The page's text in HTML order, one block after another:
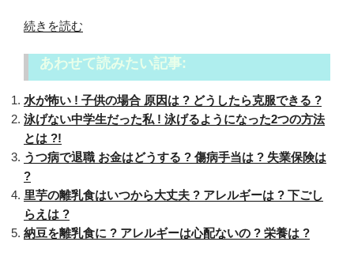
“水
い
!
大
人
に
な
っ
て
か
続きを読む
あわせて読みたい記事:
水が怖い ! 子供の場合 原因は ? どうしたら克服できる ?
泳げない中学生だった私 ! 泳げるようになった2つの方法
とは ?!
うつ病で退職 お金はどうする ? 傷病手当は ? 失業保険は
?
里芋の離乳食はいつから大丈夫 ? アレルギーは ? 下ごし
らえは ?
納豆を離乳食に ? アレルギーは心配ないの ? 栄養は ?